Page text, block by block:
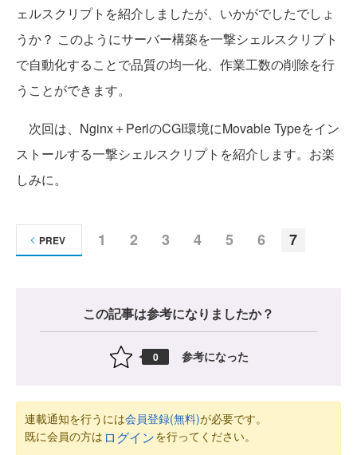
ェルスクリプトを紹介しましたが、いかがでしたでしょ
うか？ このようにサーバー構築を一撃シェルスクリプト
で自動化することで品質の均一化、作業工数の削除を行
うことができます。
次回は、Nginx＋PerlのCGI環境にMovable Typeをイン
ストールする一撃シェルスクリプトを紹介します。お楽
しみに。
1 2 3 4 5 6 7
PREV
この記事は参考になりましたか？
0 参考になった
連載通知を行うには会員登録(無料)が必要です。
既に会員の方は ログインを行ってください。